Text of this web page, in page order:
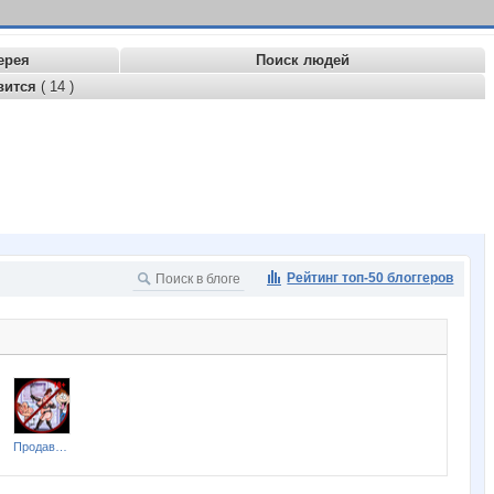
Поиск людей
( 14 )
Рейтинг топ-50 блоггеров